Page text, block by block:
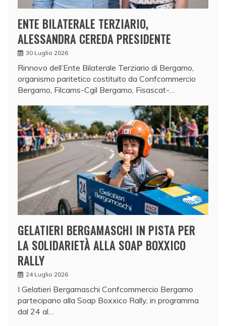
ENTE BILATERALE TERZIARIO,
ALESSANDRA CEREDA PRESIDENTE
30 Luglio 2026
Rinnovo dell’Ente Bilaterale Terziario di Bergamo,
organismo paritetico costituito da Confcommercio
Bergamo, Filcams-Cgil Bergamo, Fisascat-…
GELATIERI BERGAMASCHI IN PISTA PER
LA SOLIDARIETÀ ALLA SOAP BOXXICO
RALLY
24 Luglio 2026
I Gelatieri Bergamaschi Confcommercio Bergamo
partecipano alla Soap Boxxico Rally, in programma
dal 24 al…